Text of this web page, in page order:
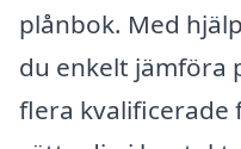
plånbok. Med
du enkelt jämföra
flera kvalificerade